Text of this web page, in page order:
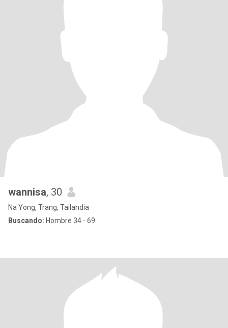
wannisa, 30
Na Yong, Trang, Tailandia
Buscando: Hombre 34 - 69